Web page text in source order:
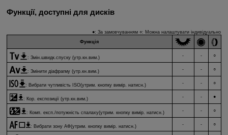
Функції, доступні для дисків
●: За замовчуванням ○: Можна налаштувати індивідуально
Функція
:Змін.швидк.спуску (утр.кн.вим.) - - ○
:Змінити діафрагму (утр.кн.вим.) - - ○
: Вибрати чутливість ISO(утрим. кнопку вимір. натисн.) - - ○
: Кор. експозиції (утр.кн.вим.) - - ●
: Комп. експ./потужність спалаху(утрим. кнопку вимір. натисн.) - - ○
: Вибрати зону АФ(утрим. кнопку вимір. натисн.) - - ○